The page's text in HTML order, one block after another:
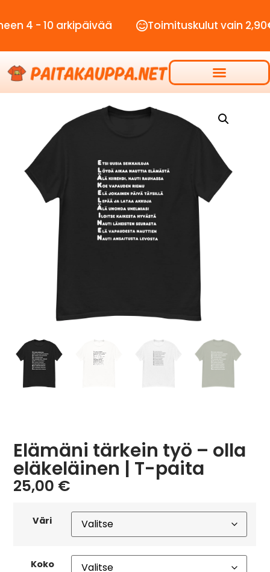
arkipäivää Toimituskulut vain 2,90€
Elämäni tärkein työ – olla
eläkeläinen | T-paita
25,00 €
Väri
Koko